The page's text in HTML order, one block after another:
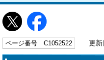
ページ番号 C1052522 更新